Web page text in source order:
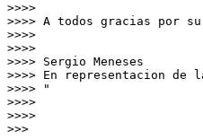
>>>>
>>>> A todos gracias por
>>>>
>>>>
>>>> Sergio Meneses
>>>> En representacion de
>>>> "
>>>>
>>>>
>>>